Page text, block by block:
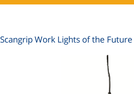
Scangrip Work Lights of the Future